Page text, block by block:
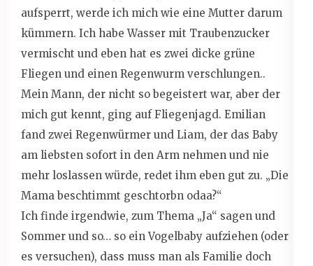
aufsperrt, werde ich mich wie eine Mutter darum
kümmern. Ich habe Wasser mit Traubenzucker
vermischt und eben hat es zwei dicke grüne
Fliegen und einen Regenwurm verschlungen..
Mein Mann, der nicht so begeistert war, aber der
mich gut kennt, ging auf Fliegenjagd. Emilian
fand zwei Regenwürmer und Liam, der das Baby
am liebsten sofort in den Arm nehmen und nie
mehr loslassen würde, redet ihm eben gut zu. „Die
Mama beschtimmt geschtorbn odaa?“
Ich finde irgendwie, zum Thema „Ja“ sagen und
Sommer und so… so ein Vogelbaby aufziehen (oder
es versuchen), dass muss man als Familie doch